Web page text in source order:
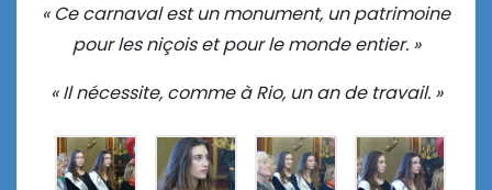
« Ce carnaval est un monument, un patrimoine
pour les niçois et pour le monde entier. »
« Il nécessite, comme à Rio, un an de travail. »